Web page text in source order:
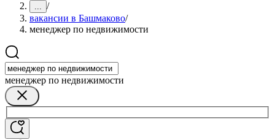
... /
вакансии в Башмаково/
менеджер по недвижимости
менеджер по недвижимости